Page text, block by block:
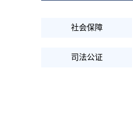
社会保障
司法公证